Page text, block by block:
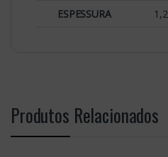
ESPESSURA
1,2
Produtos Relacionados